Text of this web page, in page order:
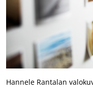
Hannele Rantalan